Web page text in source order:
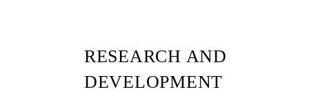
RESEARCH AND
DEVELOPMENT